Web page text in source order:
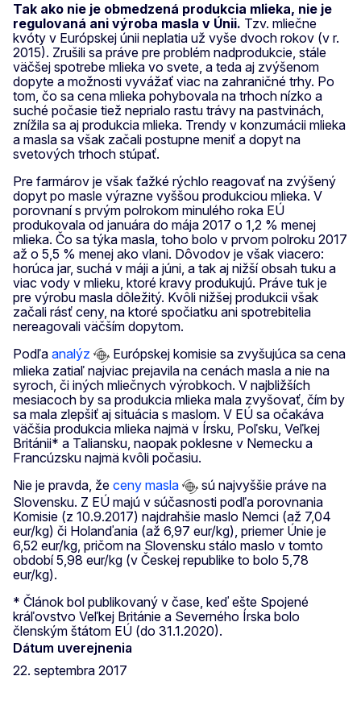
Tak ako nie je obmedzená produkcia mlieka, nie je
regulovaná ani výroba masla v Únii. Tzv. mliečne
kvóty v Európskej únii neplatia už vyše dvoch rokov (v r.
2015). Zrušili sa práve pre problém nadprodukcie, stále
väčšej spotrebe mlieka vo svete, a teda aj zvýšenom
dopyte a možnosti vyvážať viac na zahraničné trhy. Po
tom, čo sa cena mlieka pohybovala na trhoch nízko a
suché počasie tiež neprialo rastu trávy na pastvinách,
znížila sa aj produkcia mlieka. Trendy v konzumácii mlieka
a masla sa však začali postupne meniť a dopyt na
svetových trhoch stúpať.
Pre farmárov je však ťažké rýchlo reagovať na zvýšený
dopyt po masle výrazne vyššou produkciou mlieka. V
porovnaní s prvým polrokom minulého roka EÚ
produkovala od januára do mája 2017 o 1,2 % menej
mlieka. Čo sa týka masla, toho bolo v prvom polroku 2017
až o 5,5 % menej ako vlani. Dôvodov je však viacero:
horúca jar, suchá v máji a júni, a tak aj nižší obsah tuku a
viac vody v mlieku, ktoré kravy produkujú. Práve tuk je
pre výrobu masla dôležitý. Kvôli nižšej produkcii však
začali rásť ceny, na ktoré spočiatku ani spotrebitelia
nereagovali väčším dopytom.
Podľa analýz
Európskej komisie sa zvyšujúca sa cena
mlieka zatiaľ najviac prejavila na cenách masla a nie na
syroch, či iných mliečnych výrobkoch. V najbližších
mesiacoch by sa produkcia mlieka mala zvyšovať, čím by
sa mala zlepšiť aj situácia s maslom. V EÚ sa očakáva
väčšia produkcia mlieka najmä v Írsku, Poľsku, Veľkej
Británii* a Taliansku, naopak poklesne v Nemecku a
Francúzsku najmä kvôli počasiu.
Nie je pravda, že ceny masla
sú najvyššie práve na
Slovensku. Z EÚ majú v súčasnosti podľa porovnania
Komisie (z 10.9.2017) najdrahšie maslo Nemci (až 7,04
eur/kg) či Holanďania (až 6,97 eur/kg), priemer Únie je
6,52 eur/kg, pričom na Slovensku stálo maslo v tomto
období 5,98 eur/kg (v Českej republike to bolo 5,78
eur/kg).
* Článok bol publikovaný v čase, keď ešte Spojené
kráľovstvo Veľkej Británie a Severného Írska bolo
členským štátom EÚ (do 31.1.2020).
Dátum uverejnenia
22. septembra 2017